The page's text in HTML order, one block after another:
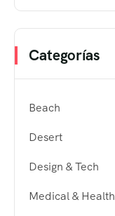
Categorías
Beach
Desert
Design & Tech
Medical & Health